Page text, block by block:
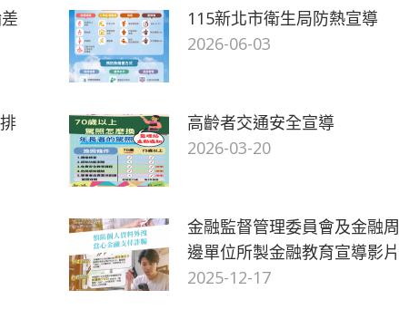
115新北市衛生局防熱宣導
2026-06-03
高齡者交通安全宣導
2026-03-20
金融監督管理委員會及金融周
邊單位所製金融教育宣導影片
2025-12-17